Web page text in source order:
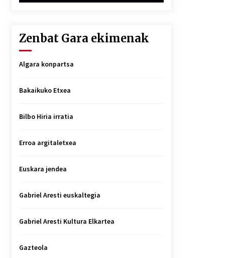
Zenbat Gara ekimenak
Algara konpartsa
Bakaikuko Etxea
Bilbo Hiria irratia
Erroa argitaletxea
Euskara jendea
Gabriel Aresti euskaltegia
Gabriel Aresti Kultura Elkartea
Gazteola